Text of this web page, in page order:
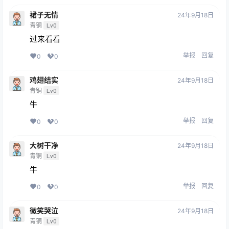
裙子无情
青铜 Lv0
24年9月18日
过来看看
0 0 举报 回复
鸡翅结实
青铜 Lv0
24年9月18日
牛
0 0 举报 回复
大树干净
青铜 Lv0
24年9月18日
牛
0 0 举报 回复
微笑哭泣
青铜 Lv0
24年9月18日